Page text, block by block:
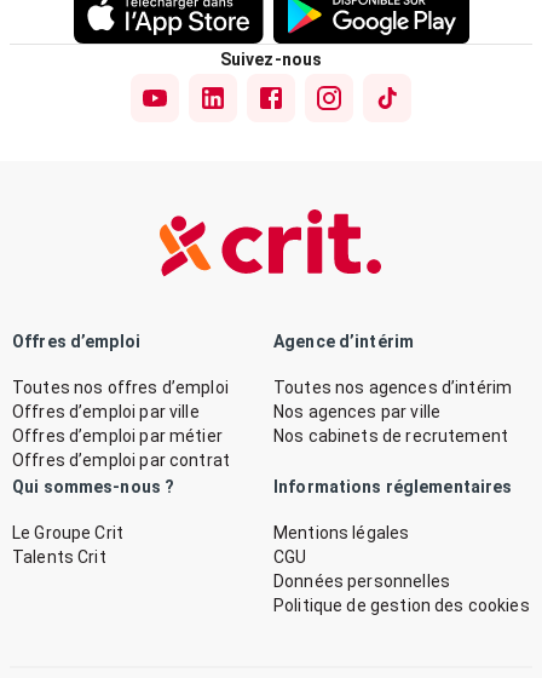
Suivez-nous
Offres d’emploi
Toutes nos offres d’emploi
Offres d’emploi par ville
Offres d’emploi par métier
Offres d’emploi par contrat
Agence d’intérim
Toutes nos agences d’intérim
Nos agences par ville
Nos cabinets de recrutement
Qui sommes-nous ?
Le Groupe Crit
Talents Crit
Informations réglementaires
Mentions légales
CGU
Données personnelles
Politique de gestion des cookies